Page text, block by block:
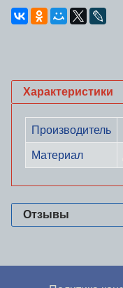
Характеристики
Производитель
Материал
Отзывы